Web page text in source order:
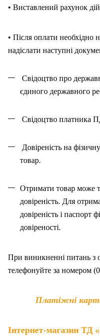
• Виставлений рахунок
• Після оплати необхідно
надіслати наступні
Свідоцтво про
єдиного державного
Свідоцтво платника
Довіреність на
товар.
Отримати товар може
довіреність. Для
довіреність і паспорт
довіреності.
При виникненні питань з
телефонуйте за номером
Платіжні
Інтернет-магазин ТД